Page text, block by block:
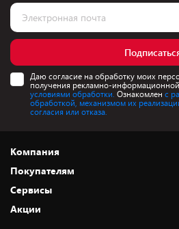
Даю согласие на обработку моих
получения рекламно-информационной
условиями обработки. Ознакомлен с
обработкой, механизмом их
согласия или отказа.
Компания
О нас
Адреса магазинов
Новости
Покупателям
Как сделать заказ
Оплата и доставка
Сервисы
Акции